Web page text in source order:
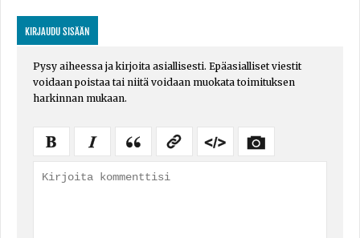
KIRJAUDU SISÄÄN
Pysy aiheessa ja kirjoita asiallisesti. Epäasialliset viestit
voidaan poistaa tai niitä voidaan muokata toimituksen
harkinnan mukaan.